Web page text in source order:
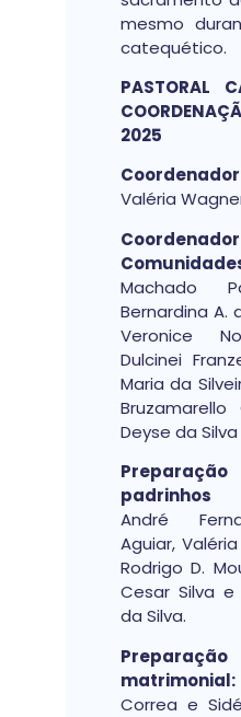
mesmo
catequético.
PASTORAL
2025
Valéria
Machado
Bernardina A.
Veronice
Dulcinei
Maria da
Deyse da Silva
padrinhos
André
Aguiar,
Rodrigo D.
Cesar Silva e
da Silva.
matrimonial:
Correa e